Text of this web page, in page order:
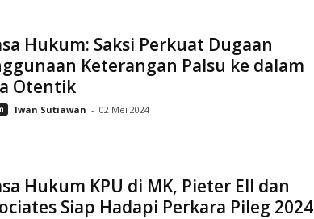
Hukum: Saksi Perkuat Dugaan
Keterangan Palsu ke dalam
Otentik
Iwan Sutiawan - 02 Mei 2024
Hukum KPU di MK, Pieter Ell dan
Siap Hadapi Perkara Pileg 2024